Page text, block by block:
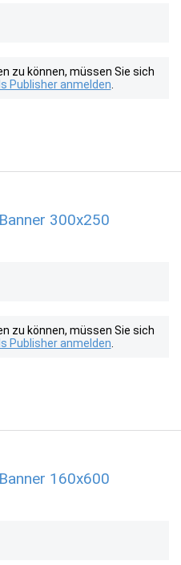
zu können, müssen Sie sich
Publisher anmelden
300x250
zu können, müssen Sie sich
Publisher anmelden
160x600